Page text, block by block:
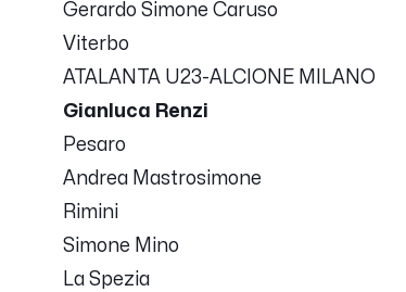
Gerardo Simone Caruso
Viterbo
ATALANTA U23-ALCIONE MILANO
Gianluca Renzi
Pesaro
Andrea Mastrosimone
Rimini
Simone Mino
La Spezia